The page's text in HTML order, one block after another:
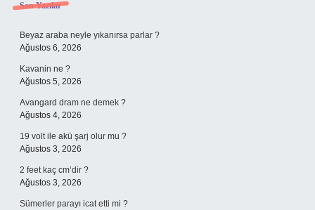
Sidebar
Son Yazılar
Beyaz araba neyle yıkanırsa parlar ?
Ağustos 6, 2026
Kavanin ne ?
Ağustos 5, 2026
Avangard dram ne demek ?
Ağustos 4, 2026
19 volt ile akü şarj olur mu ?
Ağustos 3, 2026
2 feet kaç cm’dir ?
Ağustos 3, 2026
Sümerler parayı icat etti mi ?